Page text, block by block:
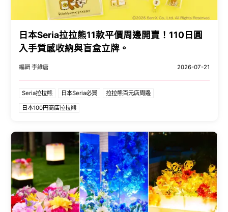
日本Seria拉拉熊11款平價周邊開賣！110日圓
入手質感收納與盲盒立牌。
編輯 李維唐 2026-07-21
Seria拉拉熊 日本Seria必買 拉拉熊百元店周邊
日本100円商店拉拉熊